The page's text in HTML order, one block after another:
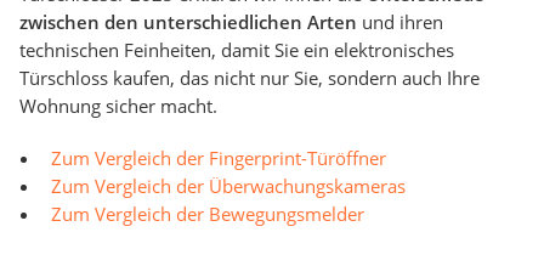
zwischen den unterschiedlichen Arten und ihren
technischen Feinheiten, damit Sie ein elektronisches
Türschloss kaufen, das nicht nur Sie, sondern auch Ihre
Wohnung sicher macht.
Zum Vergleich der Fingerprint-Türöffner
Zum Vergleich der Überwachungskameras
Zum Vergleich der Bewegungsmelder